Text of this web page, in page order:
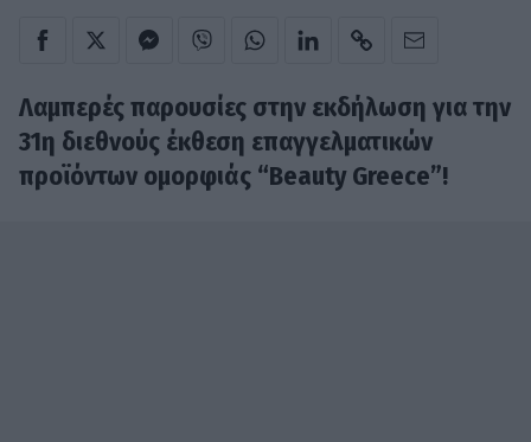
Λαμπερές παρουσίες στην εκδήλωση για την
31η διεθνούς έκθεση επαγγελματικών
προϊόντων ομορφιάς “Beauty Greece”!